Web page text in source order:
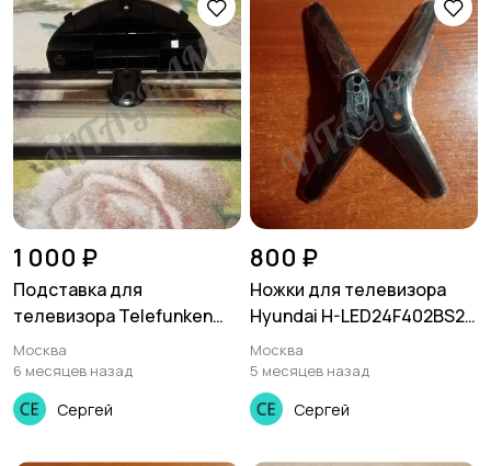
1 000 ₽
Подставка для
телевизора Telefunken
TF-LED32S12T2
Москва
6 месяцев назад
Сергей
800 ₽
Ножки для телевизора
Hyundai H-LED24F402BS2,
dz 00154102
Москва
5 месяцев назад
Сергей